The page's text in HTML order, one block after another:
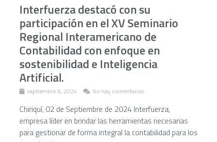
Interfuerza destacó con su
participación en el XV Seminario
Regional Interamericano de
Contabilidad con enfoque en
sostenibilidad e Inteligencia
Artificial.
septiembre 6, 2024 No hay comentarios
Chiriquí, 02 de Septiembre de 2024 Interfuerza,
empresa líder en brindar las herramientas necesarias
para gestionar de forma integral la contabilidad para los